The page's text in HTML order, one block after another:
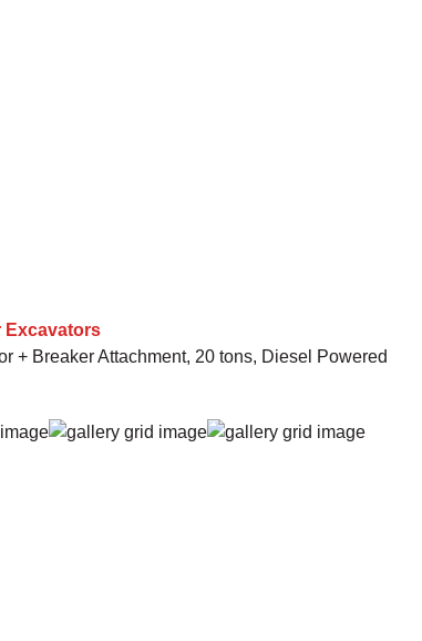
Excavators
+ Breaker Attachment, 20 tons, Diesel Powered